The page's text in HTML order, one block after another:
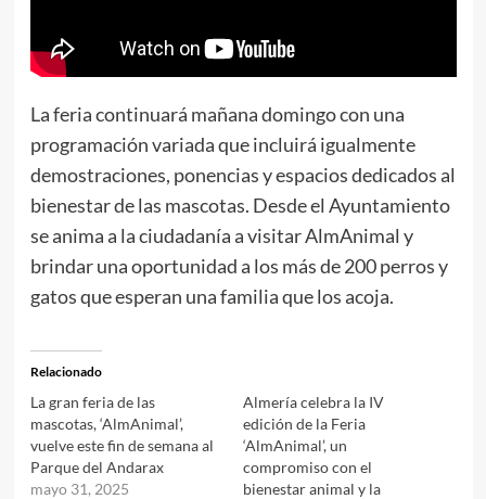
La feria continuará mañana domingo con una
programación variada que incluirá igualmente
demostraciones, ponencias y espacios dedicados al
bienestar de las mascotas. Desde el Ayuntamiento
se anima a la ciudadanía a visitar AlmAnimal y
brindar una oportunidad a los más de 200 perros y
gatos que esperan una familia que los acoja.
Relacionado
La gran feria de las
mascotas, ‘AlmAnimal’,
vuelve este fin de semana al
Parque del Andarax
mayo 31, 2025
Almería celebra la IV
edición de la Feria
‘AlmAnimal’, un
compromiso con el
bienestar animal y la